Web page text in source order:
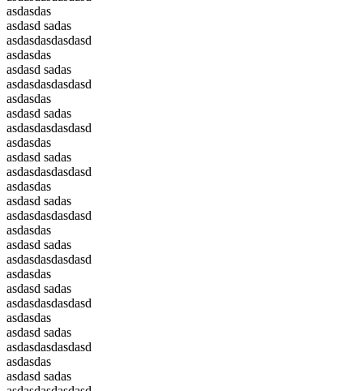
asdasdas
asdasd sadas
asdasdasdasdasd
asdasdas
asdasd sadas
asdasdasdasdasd
asdasdas
asdasd sadas
asdasdasdasdasd
asdasdas
asdasd sadas
asdasdasdasdasd
asdasdas
asdasd sadas
asdasdasdasdasd
asdasdas
asdasd sadas
asdasdasdasdasd
asdasdas
asdasd sadas
asdasdasdasdasd
asdasdas
asdasd sadas
asdasdasdasdasd
asdasdas
asdasd sadas